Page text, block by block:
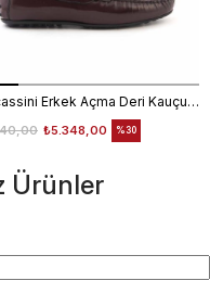
Mocassini Erkek Açma Deri Kauçuk Taban Bordo Günlük Ayakkabı
₺5.348,00 %30
Ürünler